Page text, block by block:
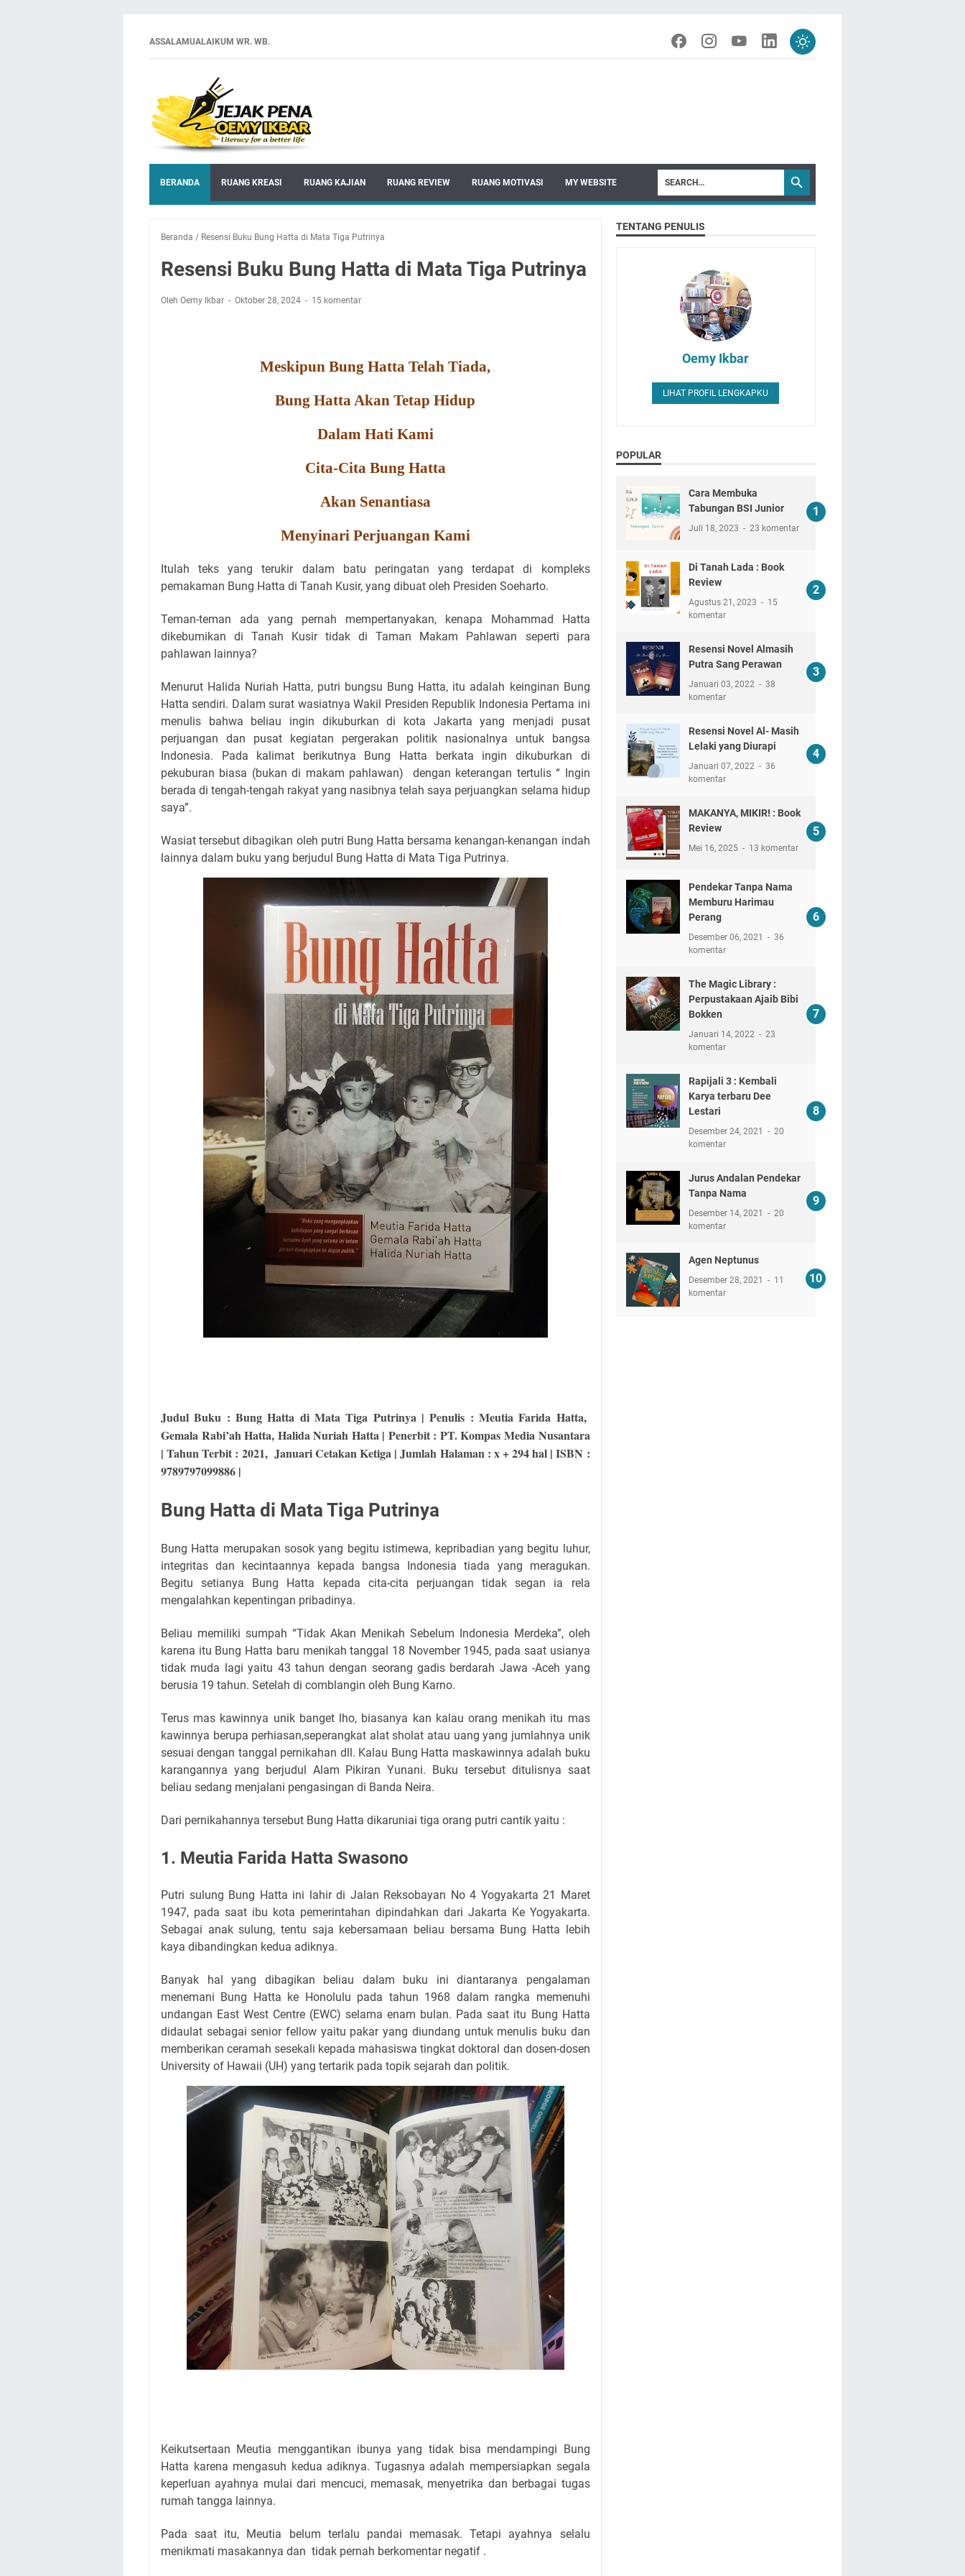
ASSALAMUALAIKUM WR. WB.
BERANDA RUANG KREASI RUANG KAJIAN RUANG REVIEW RUANG MOTIVASI MY WEBSITE
Beranda / Resensi Buku Bung Hatta di Mata Tiga Putrinya
Resensi Buku Bung Hatta di Mata Tiga Putrinya
Oleh Oemy Ikbar Oktober 28, 2024 15 komentar
Meskipun Bung Hatta Telah Tiada,
Bung Hatta Akan Tetap Hidup
Dalam Hati Kami
Cita-Cita Bung Hatta
Akan Senantiasa
Menyinari Perjuangan Kami
Itulah teks yang terukir dalam batu peringatan yang terdapat di kompleks
pemakaman Bung Hatta di Tanah Kusir, yang dibuat oleh Presiden Soeharto.
Teman-teman ada yang pernah mempertanyakan, kenapa Mohammad Hatta
dikebumikan di Tanah Kusir tidak di Taman Makam Pahlawan seperti para
pahlawan lainnya?
Menurut Halida Nuriah Hatta, putri bungsu Bung Hatta, itu adalah keinginan Bung
Hatta sendiri. Dalam surat wasiatnya Wakil Presiden Republik Indonesia Pertama ini
menulis bahwa beliau ingin dikuburkan di kota Jakarta yang menjadi pusat
perjuangan dan pusat kegiatan pergerakan politik nasionalnya untuk bangsa
Indonesia. Pada kalimat berikutnya Bung Hatta berkata ingin dikuburkan di
pekuburan biasa (bukan di makam pahlawan)
dengan keterangan tertulis “ Ingin
berada di tengah-tengah rakyat yang nasibnya telah saya perjuangkan selama hidup
saya”.
Wasiat tersebut dibagikan oleh putri Bung Hatta bersama kenangan-kenangan indah
lainnya dalam buku yang berjudul Bung Hatta di Mata Tiga Putrinya.
Judul Buku : Bung Hatta di Mata Tiga Putrinya | Penulis : Meutia Farida Hatta,
Gemala Rabi’ah Hatta, Halida Nuriah Hatta | Penerbit : PT. Kompas Media Nusantara
| Tahun Terbit : 2021, Januari Cetakan Ketiga | Jumlah Halaman : x + 294 hal | ISBN :
9789797099886 |
Bung Hatta di Mata Tiga Putrinya
Bung Hatta merupakan sosok yang begitu istimewa, kepribadian yang begitu luhur,
integritas dan kecintaannya kepada bangsa Indonesia tiada yang meragukan.
Begitu setianya Bung Hatta kepada cita-cita perjuangan tidak segan ia rela
mengalahkan kepentingan pribadinya.
Beliau memiliki sumpah “Tidak Akan Menikah Sebelum Indonesia Merdeka”, oleh
karena itu Bung Hatta baru menikah tanggal 18 November 1945, pada saat usianya
tidak muda lagi yaitu 43 tahun dengan seorang gadis berdarah Jawa -Aceh yang
berusia 19 tahun. Setelah di comblangin oleh Bung Karno.
Terus mas kawinnya unik banget lho, biasanya kan kalau orang menikah itu mas
kawinnya berupa perhiasan,seperangkat alat sholat atau uang yang jumlahnya unik
sesuai dengan tanggal pernikahan dll. Kalau Bung Hatta maskawinnya adalah buku
karangannya yang berjudul Alam Pikiran Yunani. Buku tersebut ditulisnya saat
beliau sedang menjalani pengasingan di Banda Neira.
Dari pernikahannya tersebut Bung Hatta dikaruniai tiga orang putri cantik yaitu :
1. Meutia Farida Hatta Swasono
Putri sulung Bung Hatta ini lahir di Jalan Reksobayan No 4 Yogyakarta 21 Maret
1947, pada saat ibu kota pemerintahan dipindahkan dari Jakarta Ke Yogyakarta.
Sebagai anak sulung, tentu saja kebersamaan beliau bersama Bung Hatta lebih
kaya dibandingkan kedua adiknya.
Banyak hal yang dibagikan beliau dalam buku ini diantaranya pengalaman
menemani Bung Hatta ke Honolulu pada tahun 1968 dalam rangka memenuhi
undangan East West Centre (EWC) selama enam bulan. Pada saat itu Bung Hatta
didaulat sebagai senior fellow yaitu pakar yang diundang untuk menulis buku dan
memberikan ceramah sesekali kepada mahasiswa tingkat doktoral dan dosen-dosen
University of Hawaii (UH) yang tertarik pada topik sejarah dan politik.
Keikutsertaan Meutia menggantikan ibunya yang tidak bisa mendampingi Bung
Hatta karena mengasuh kedua adiknya. Tugasnya adalah mempersiapkan segala
keperluan ayahnya mulai dari mencuci, memasak, menyetrika dan berbagai tugas
rumah tangga lainnya.
Pada saat itu, Meutia belum terlalu pandai memasak. Tetapi ayahnya selalu
menikmati masakannya dan tidak pernah berkomentar negatif .
TENTANG PENULIS
Oemy Ikbar
LIHAT PROFIL LENGKAPKU
POPULAR
Cara Membuka
Tabungan BSI Junior
Juli 18, 2023 23 komentar
Di Tanah Lada : Book
Review
Agustus 21, 2023
15
komentar
Resensi Novel Almasih
Putra Sang Perawan
Januari 03, 2022
38
komentar
Resensi Novel Al- Masih
Lelaki yang Diurapi
Januari 07, 2022
36
komentar
MAKANYA, MIKIR! : Book
Review
Mei 16, 2025 13 komentar
Pendekar Tanpa Nama
Memburu Harimau
Perang
Desember 06, 2021
36
komentar
The Magic Library :
Perpustakaan Ajaib Bibi
Bokken
Januari 14, 2022
23
komentar
Rapijali 3 : Kembali
Karya terbaru Dee
Lestari
Desember 24, 2021
20
komentar
Jurus Andalan Pendekar
Tanpa Nama
Desember 14, 2021
20
komentar
Agen Neptunus
Desember 28, 2021
11
komentar